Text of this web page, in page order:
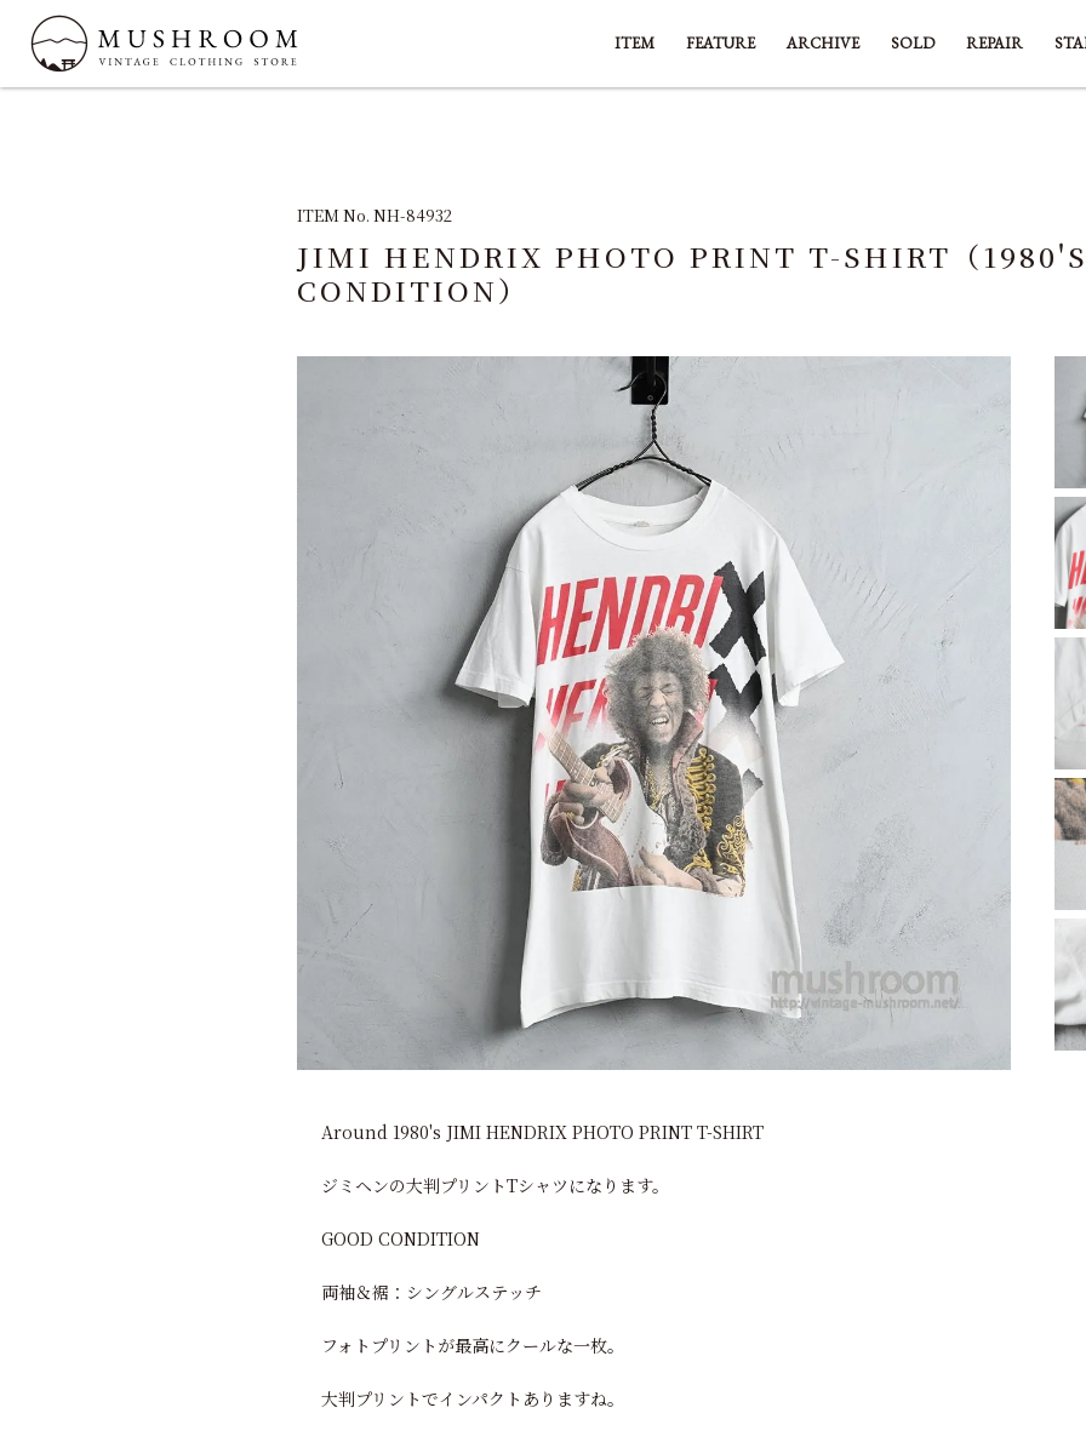
ITEM FEATURE ARCHIVE SOLD REPAIR
ITEM No. NH-84932
JIMI HENDRIX PHOTO PRINT T-SHIRT（
CONDITION）
Around 1980's JIMI HENDRIX PHOTO PRINT T-SHIRT
ジミヘンの大判プリントTシャツになります。
GOOD CONDITION
両袖＆裾：シングルステッチ
フォトプリントが最高にクールな一枚。
大判プリントでインパクトありますね。